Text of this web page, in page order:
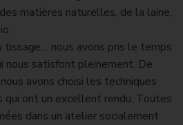
matières naturelles, de la laine,
tissage… nous avons pris le temps
nous satisfont pleinement. De
avons choisi les techniques
qui ont un excellent rendu. Toutes
dans un atelier socialement